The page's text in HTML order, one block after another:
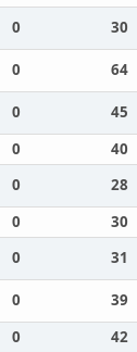
0
30
0
64
0
45
0
40
0
28
0
30
0
31
0
39
0
42